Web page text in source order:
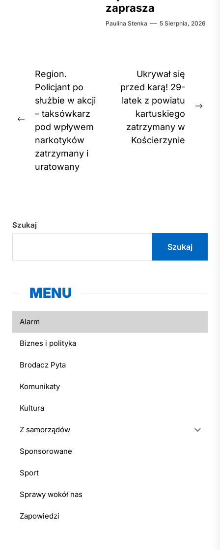
zaprasza
Paulina Stenka 5 Sierpnia, 2026
Nawigacja
wpisu
Previous
post:
Region.
Policjant po
służbie w akcji
– taksówkarz
pod wpływem
narkotyków
zatrzymany i
uratowany
Ukrywał się
przed karą! 29-
latek z powiatu
kartuskiego
zatrzymany w
Kościerzynie
Szukaj
Szukaj
MENU
Alarm
Biznes i polityka
Brodacz Pyta
Komunikaty
Kultura
Z samorządów
Sponsorowane
Sport
Sprawy wokół nas
Zapowiedzi